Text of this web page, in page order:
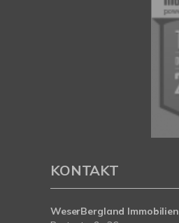
KONTAKT
WeserBergland Immobilien